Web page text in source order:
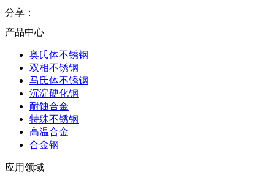
分享：
产品中心
奥氏体不锈钢
双相不锈钢
马氏体不锈钢
沉淀硬化钢
耐蚀合金
特殊不锈钢
高温合金
合金钢
应用领域